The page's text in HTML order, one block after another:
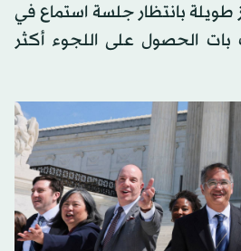
طويلة بانتظار جلسة استماع في
الحصول على اللجوء أكثر